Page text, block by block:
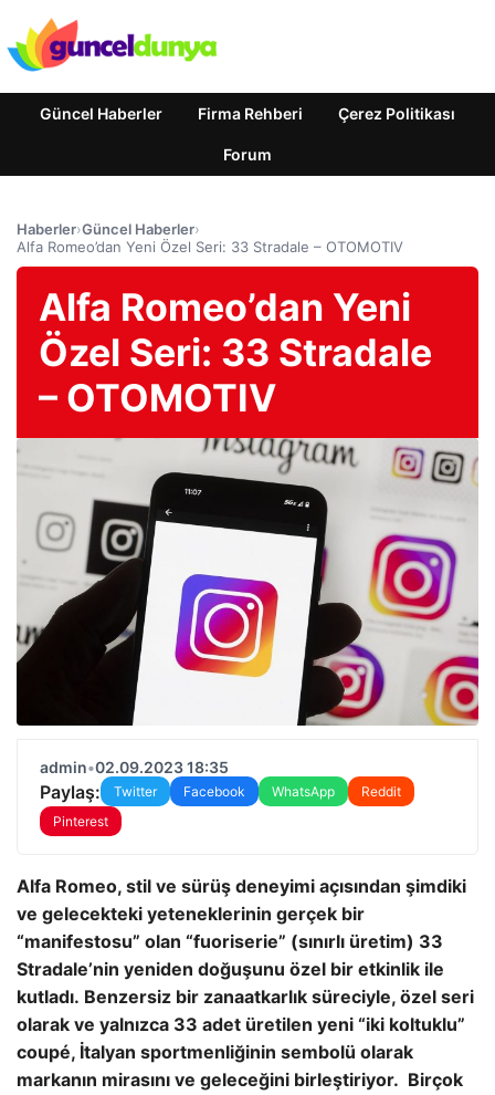
Güncel Haberler Firma Rehberi Çerez Politikası
Forum
Haberler›Güncel Haberler›
Alfa Romeo’dan Yeni Özel Seri: 33 Stradale – OTOMOTIV
Alfa Romeo’dan Yeni
Özel Seri: 33 Stradale
– OTOMOTIV
admin•02.09.2023 18:35
Paylaş: Twitter Facebook WhatsApp
Reddit
Pinterest
Alfa Romeo, stil ve sürüş deneyimi açısından şimdiki
ve gelecekteki yeteneklerinin gerçek bir
“manifestosu” olan “fuoriserie” (sınırlı üretim) 33
Stradale’nin yeniden doğuşunu özel bir etkinlik ile
kutladı. Benzersiz bir zanaatkarlık süreciyle, özel seri
olarak ve yalnızca 33 adet üretilen yeni “iki koltuklu”
coupé, İtalyan sportmenliğinin sembolü olarak
markanın mirasını ve geleceğini birleştiriyor. Birçok